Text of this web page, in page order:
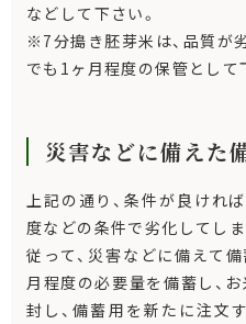
などして下さい。
※7分搗き胚芽米は、品質が
でも1ヶ月程度の保管として
災害などに備えた
上記の通り、条件が良けれ
度などの条件で劣化してし
従って、災害などに備えて
月程度の必要量を備蓄し、
封し、備蓄用を新たに注文